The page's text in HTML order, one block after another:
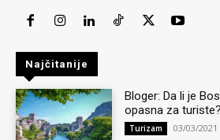
Najčitanije
Bloger: Da li je
opasna za turiste?
Turizam 03/03/2021